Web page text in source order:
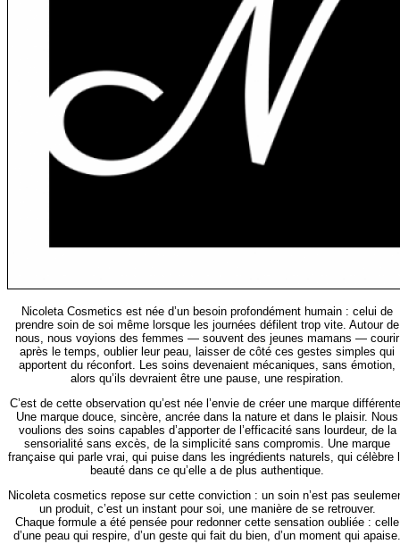
Nicoleta Cosmetics est née d’un besoin profondément humain : celui de
prendre soin de soi même lorsque les journées défilent trop vite. Autour de
nous, nous voyions des femmes — souvent des jeunes mamans — courir
après le temps, oublier leur peau, laisser de côté ces gestes simples qui
apportent du réconfort. Les soins devenaient mécaniques, sans émotion,
alors qu’ils devraient être une pause, une respiration.
C’est de cette observation qu’est née l’envie de créer une marque
Une marque douce, sincère, ancrée dans la nature et dans le plaisir. Nous
voulions des soins capables d’apporter de l’efficacité sans lourdeur, de la
sensorialité sans excès, de la simplicité sans compromis. Une marque
française qui parle vrai, qui puise dans les ingrédients naturels, qui célèbre
beauté dans ce qu’elle a de plus authentique.
Nicoleta cosmetics repose sur cette conviction : un soin n’est pas
un produit, c’est un instant pour soi, une manière de se retrouver.
Chaque formule a été pensée pour redonner cette sensation oubliée : celle
d’une peau qui respire, d’un geste qui fait du bien, d’un moment qui apaise.